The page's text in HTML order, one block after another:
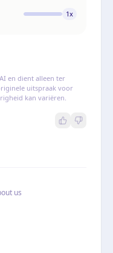
1x
en dient alleen ter
uitspraak voor
kan variëren.
us